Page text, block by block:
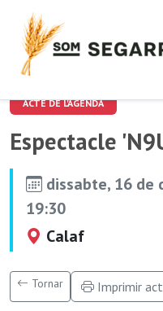
ACTE DE L'AGENDA
Espectacle
dissabte, 16 de
19:30
Calaf
Tornar Imprimir